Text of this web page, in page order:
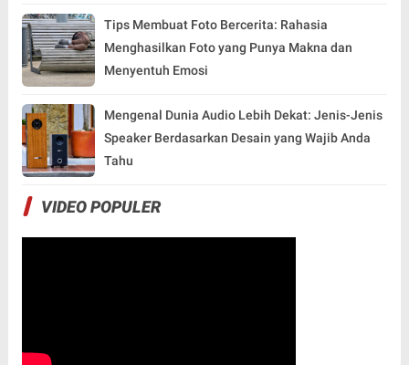
Tips Membuat Foto Bercerita: Rahasia
Menghasilkan Foto yang Punya Makna dan
Menyentuh Emosi
Mengenal Dunia Audio Lebih Dekat: Jenis-Jenis
Speaker Berdasarkan Desain yang Wajib Anda
Tahu
VIDEO POPULER